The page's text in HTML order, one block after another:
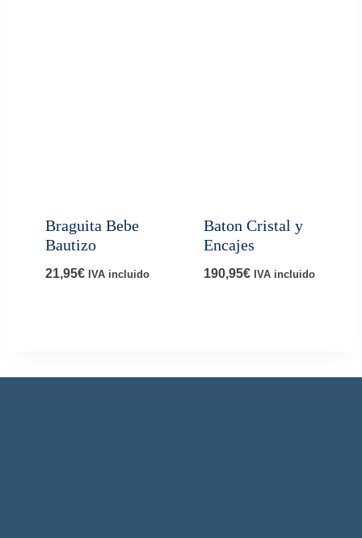
Braguita Bebe
Bautizo
21,95€ IVA incluido
Baton Cristal y
Encajes
190,95€ IVA incluido